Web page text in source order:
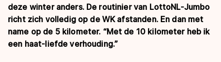
deze winter anders. De routinier van LottoNL-Jumbo
richt zich volledig op de WK afstanden. En dan met
name op de 5 kilometer. “Met de 10 kilometer heb ik
een haat-liefde verhouding.”